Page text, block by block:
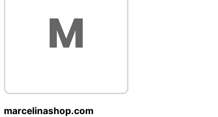
marcelinashop.com